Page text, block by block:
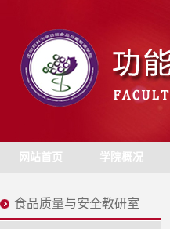
网站首页 学院概况
食品质量与安全教研室